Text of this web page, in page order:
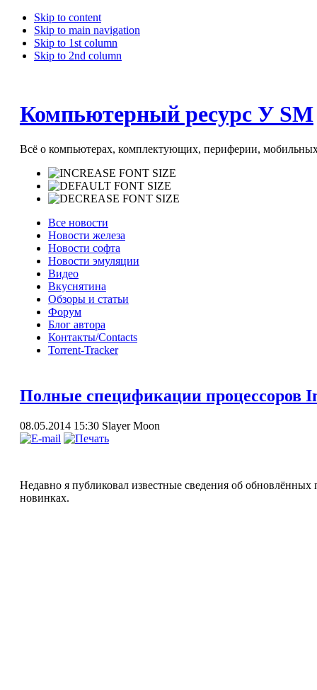
Skip to content
Skip to main navigation
Skip to 1st column
Skip to 2nd column
Компьютерный ресурс У SM
Всё о компьютерах, комплектующих, периферии, мобильных
Все новости
Новости железа
Новости софта
Новости эмуляции
Видео
Вкуснятина
Обзоры и статьи
Форум
Блог автора
Контакты/Contacts
Torrent-Tracker
Полные спецификации процессоров
08.05.2014 15:30 Slayer Moon
Недавно я публиковал известные сведения об обновлённых
новинках.